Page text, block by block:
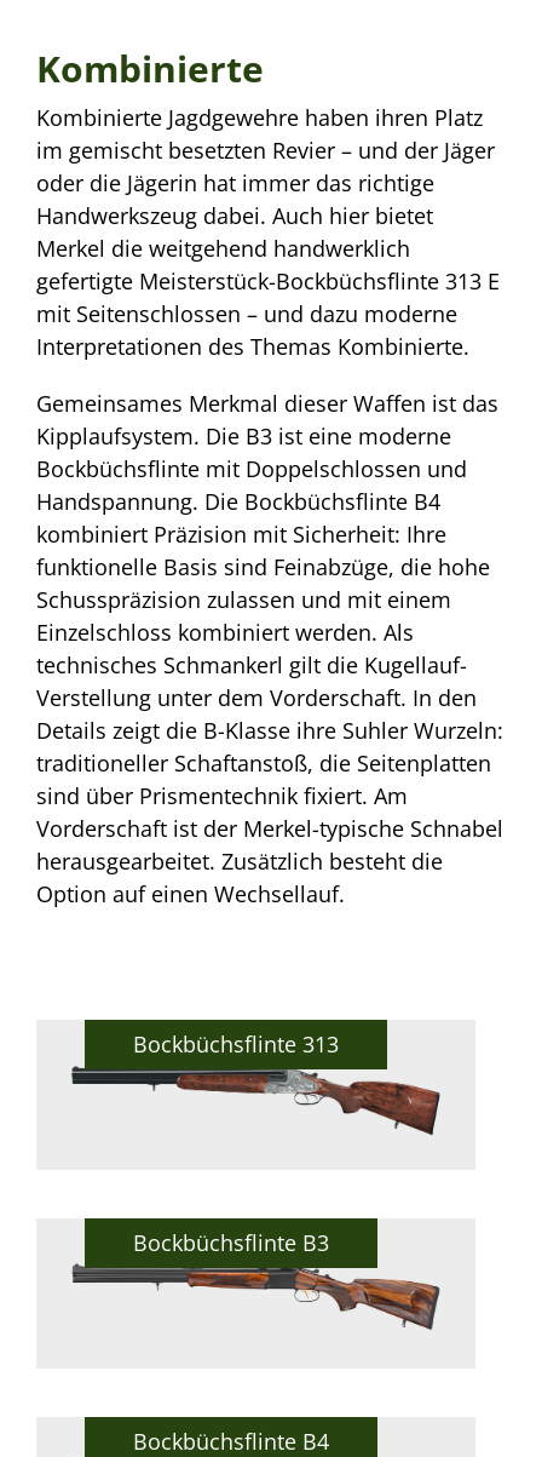
Kombinierte
Kombinierte Jagdgewehre haben ihren Platz
im gemischt besetzten Revier – und der Jäger
oder die Jägerin hat immer das richtige
Handwerkszeug dabei. Auch hier bietet
Merkel die weitgehend handwerklich
gefertigte Meisterstück-Bockbüchsflinte 313 E
mit Seitenschlossen – und dazu moderne
Interpretationen des Themas Kombinierte.
Gemeinsames Merkmal dieser Waffen ist das
Kipplaufsystem. Die B3 ist eine moderne
Bockbüchsflinte mit Doppelschlossen und
Handspannung. Die Bockbüchsflinte B4
kombiniert Präzision mit Sicherheit: Ihre
funktionelle Basis sind Feinabzüge, die hohe
Schusspräzision zulassen und mit einem
Einzelschloss kombiniert werden. Als
technisches Schmankerl gilt die Kugellauf-
Verstellung unter dem Vorderschaft. In den
Details zeigt die B-Klasse ihre Suhler Wurzeln:
traditioneller Schaftanstoß, die Seitenplatten
sind über Prismentechnik fixiert. Am
Vorderschaft ist der Merkel-typische Schnabel
herausgearbeitet. Zusätzlich besteht die
Option auf einen Wechsellauf.
Bockbüchsflinte 313
Bockbüchsflinte B3
Bockbüchsflinte B4